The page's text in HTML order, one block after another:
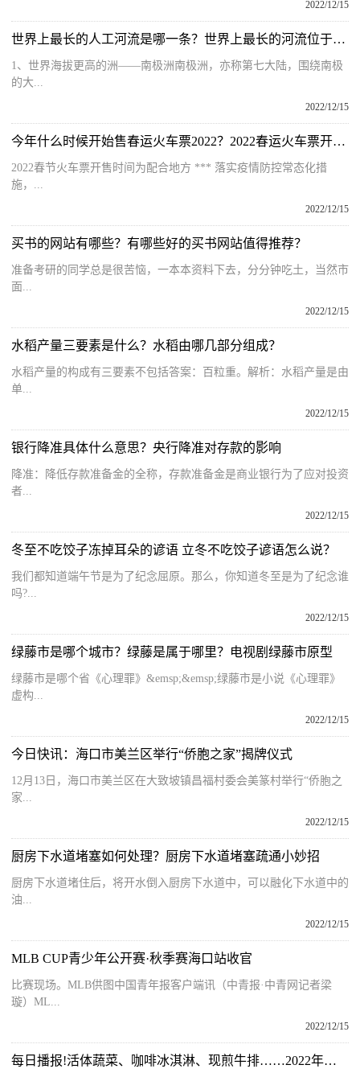
2022/12/15
世界上最长的人工河流是哪一条？世界上最长的河流位于哪个洲?
1、世界海拔更高的洲——南极洲南极洲，亦称第七大陆，围绕南极
的大...
2022/12/15
今年什么时候开始售春运火车票2022？2022春运火车票开售时间
2022春节火车票开售时间为配合地方 *** 落实疫情防控常态化措
施，...
2022/12/15
买书的网站有哪些？有哪些好的买书网站值得推荐？
准备考研的同学总是很苦恼，一本本资料下去，分分钟吃土，当然市
面...
2022/12/15
水稻产量三要素是什么？水稻由哪几部分组成？
水稻产量的构成有三要素不包括答案：百粒重。解析：水稻产量是由
单...
2022/12/15
银行降准具体什么意思？央行降准对存款的影响
降准：降低存款准备金的全称，存款准备金是商业银行为了应对投资
者...
2022/12/15
冬至不吃饺子冻掉耳朵的谚语 立冬不吃饺子谚语怎么说？
我们都知道端午节是为了纪念屈原。那么，你知道冬至是为了纪念谁
吗?...
2022/12/15
绿藤市是哪个城市？绿藤是属于哪里？电视剧绿藤市原型
绿藤市是哪个省《心理罪》&emsp;&emsp;绿藤市是小说《心理罪》
虚构...
2022/12/15
今日快讯：海口市美兰区举行“侨胞之家”揭牌仪式
12月13日，海口市美兰区在大致坡镇昌福村委会美篆村举行“侨胞之
家...
2022/12/15
厨房下水道堵塞如何处理？厨房下水道堵塞疏通小妙招
厨房下水道堵住后，将开水倒入厨房下水道中，可以融化下水道中的
油...
2022/12/15
MLB CUP青少年公开赛·秋季赛海口站收官
比赛现场。MLB供图中国青年报客户端讯（中青报·中青网记者梁
璇）ML...
2022/12/15
每日播报!活体蔬菜、咖啡冰淇淋、现煎牛排……2022年冬交会海南农垦馆亮点提前看